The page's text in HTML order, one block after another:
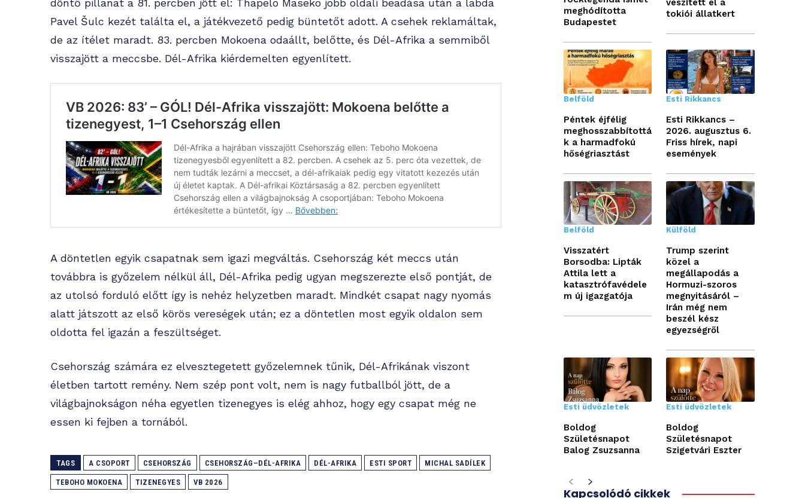
döntő pillanat a 81. percben jött el: Thapelo Maseko jobb oldali beadása után a labda
Pavel Šulc kezét találta el, a játékvezető pedig büntetőt adott. A csehek reklamáltak,
de az ítélet maradt. 83. percben Mokoena odaállt, belőtte, és Dél-Afrika a semmiből
visszajött a meccsbe. Dél-Afrika kiérdemelten egyenlített.
A döntetlen egyik csapatnak sem igazi megváltás. Csehország két meccs után
továbbra is győzelem nélkül áll, Dél-Afrika pedig ugyan megszerezte első pontját, de
az utolsó forduló előtt így is nehéz helyzetben maradt. Mindkét csapat nagy nyomás
alatt játszott az első körös vereségek után; ez a döntetlen most egyik oldalon sem
oldotta fel igazán a feszültséget.
Csehország számára ez elvesztegetett győzelemnek tűnik, Dél-Afrikának viszont
életben tartott remény. Nem szép pont volt, nem is nagy futballból jött, de a
világbajnokságon néha egyetlen tizenegyes is elég ahhoz, hogy egy csapat még ne
essen ki fejben a tornából.
TAGS A CSOPORT CSEHORSZÁG CSEHORSZÁG–DÉL-AFRIKA DÉL-AFRIKA ESTI SPORT MICHAL SADÍLEK
TEBOHO MOKOENA TIZENEGYES VB 2026
meghódította
Budapestet
veszített el a
tokiói állatkert
Belföld
Péntek éjfélig
meghosszabbítottá
k a harmadfokú
hőségriasztást
Esti Rikkancs
Esti Rikkancs –
2026. augusztus 6.
Friss hírek, napi
események
Belföld
Visszatért
Borsodba: Lipták
Attila lett a
katasztrófavédele
m új igazgatója
Külföld
Trump szerint
közel a
megállapodás a
Hormuzi-szoros
megnyitásáról –
Irán még nem
beszél kész
egyezségről
Esti üdvözletek
Boldog
Születésnapot
Balog Zsuzsanna
Esti üdvözletek
Boldog
Születésnapot
Szigetvári Eszter
Kapcsolódó cikkek